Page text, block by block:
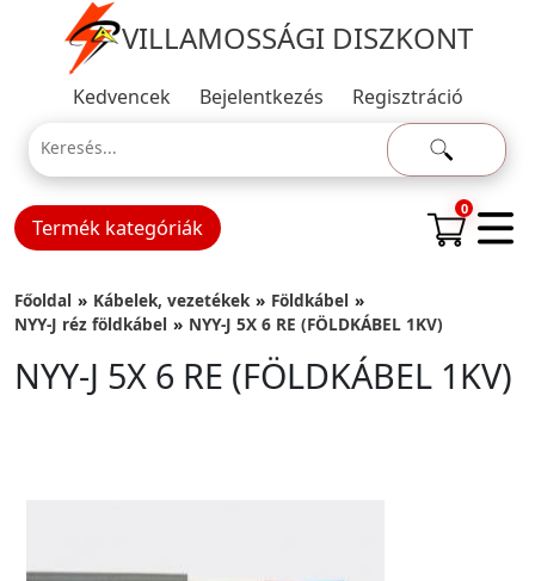
VILLAMOSSÁGI DISZKONT
Kedvencek Bejelentkezés Regisztráció
Termék kategóriák
0
Főoldal Kábelek, vezetékek
Földkábel
NYY-J réz földkábel
NYY-J 5X 6 RE (FÖLDKÁBEL 1KV)
NYY-J 5X 6 RE (FÖLDKÁBEL 1KV)